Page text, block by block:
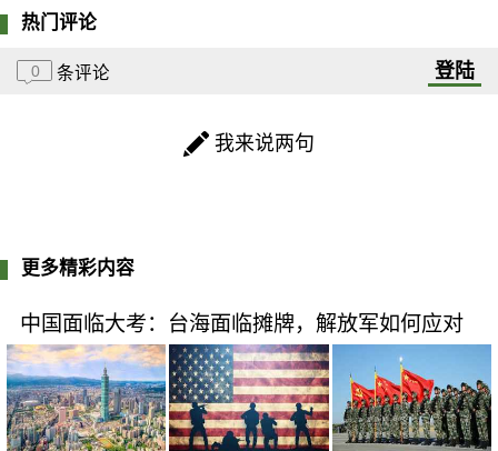
热门评论
0 条评论 登陆
我来说两句
更多精彩内容
中国面临大考：台海面临摊牌，解放军如何应对